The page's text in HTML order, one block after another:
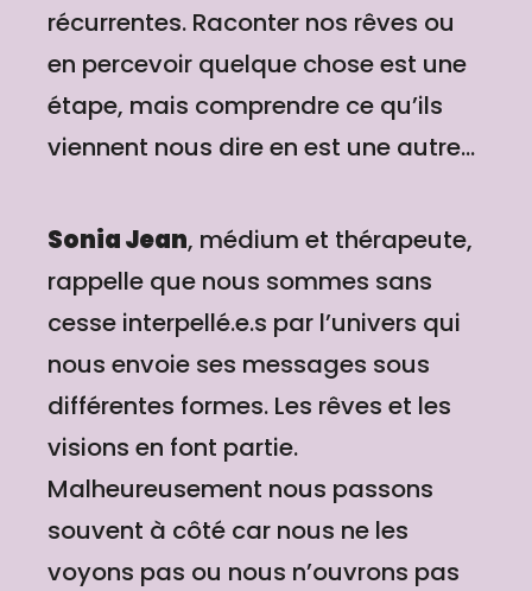
récurrentes. Raconter nos rêves ou
en percevoir quelque chose est une
étape, mais comprendre ce qu’ils
viennent nous dire en est une autre...
Sonia Jean, médium et thérapeute,
rappelle que nous sommes sans
cesse interpellé.e.s par l’univers qui
nous envoie ses messages sous
différentes formes. Les rêves et les
visions en font partie.
Malheureusement nous passons
souvent à côté car nous ne les
voyons pas ou nous n’ouvrons pas